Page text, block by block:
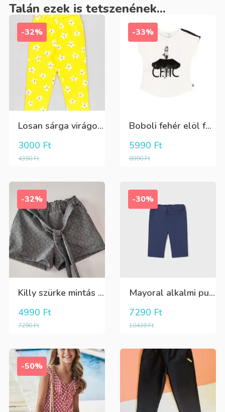
Talán ezek is tetszenének...
-32%
Losan sárga virágos 3/4-es leggings
4390Ft
3000 Ft
-33%
Boboli fehér elöl fekete tüll+gyöngyös csini póló
8990Ft
5990 Ft
-32%
Killy szürke mintás rövidnadrág
7290Ft
4990 Ft
-30%
Mayoral alkalmi puha kék élre vasalt nadrág, behúzható derékrésszel
10439Ft
7290 Ft
-50%